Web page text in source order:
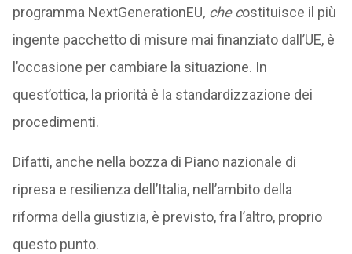
programma NextGenerationEU, che costituisce il più
ingente pacchetto di misure mai finanziato dall’UE, è
l’occasione per cambiare la situazione. In
quest’ottica, la priorità è la standardizzazione dei
procedimenti.
Difatti, anche nella bozza di Piano nazionale di
ripresa e resilienza dell’Italia, nell’ambito della
riforma della giustizia, è previsto, fra l’altro, proprio
questo punto.